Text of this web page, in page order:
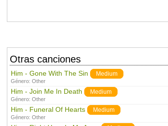
Otras canciones
Him - Gone With The Sin Medium
Género: Other
Him - Join Me In Death Medium
Género: Other
Him - Funeral Of Hearts Medium
Género: Other